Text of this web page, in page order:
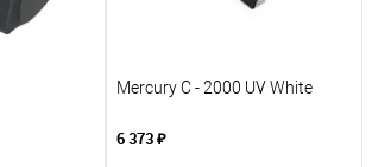
Mercury C - 2000 UV White
6 373 ₽